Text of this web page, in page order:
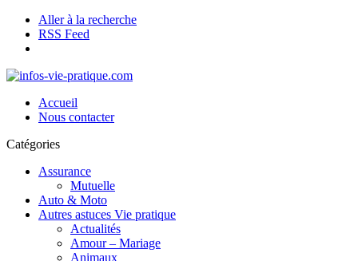
Aller à la recherche
RSS Feed
Accueil
Nous contacter
Catégories
Assurance
Mutuelle
Auto & Moto
Autres astuces Vie pratique
Actualités
Amour – Mariage
Animaux